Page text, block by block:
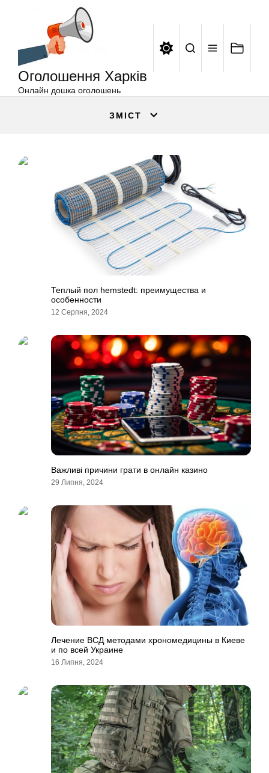
Оголошення Харків
Онлайн дошка оголошень
ЗМІСТ
Теплый пол hemstedt: преимущества и
особенности
12 Серпня, 2024
Важливі причини грати в онлайн казино
29 Липня, 2024
Лечение ВСД методами хрономедицины в Киеве
и по всей Украине
16 Липня, 2024